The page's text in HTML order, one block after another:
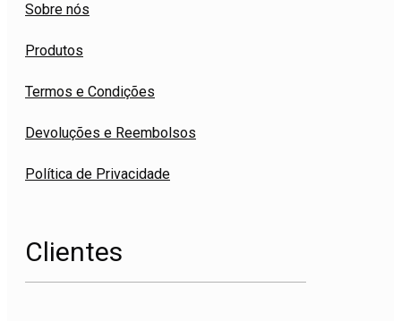
Sobre nós
Produtos
Termos e Condições
Devoluções e Reembolsos
Política de Privacidade
Clientes